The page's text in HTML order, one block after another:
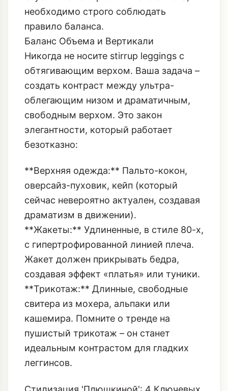
вертикали. Но чтобы избежать
ощущения, будто вы только что
спустились с горнолыжного склона,
необходимо строго соблюдать
правило баланса.
Баланс Объема и Вертикали
Никогда не носите stirrup leggings с
обтягивающим верхом. Ваша задача –
создать контраст между ультра-
облегающим низом и драматичным,
свободным верхом. Это закон
элегантности, который работает
безотказно:
**Верхняя одежда:** Пальто-кокон,
оверсайз-пуховик, кейп (который
сейчас невероятно актуален, создавая
драматизм в движении).
**Жакеты:** Удлиненные, в стиле 80-х,
с гипертрофированной линией плеча.
Жакет должен прикрывать бедра,
создавая эффект «платья» или туники.
**Трикотаж:** Длинные, свободные
свитера из мохера, альпаки или
кашемира. Помните о тренде на
пушистый трикотаж
идеальным контрастом для гладких